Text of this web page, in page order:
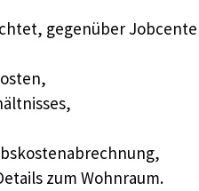
gegenüber
zum Wohnraum.